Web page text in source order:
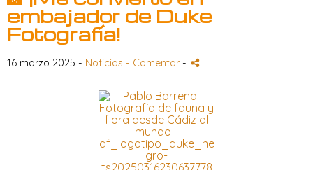
embajador de Duke
Fotografía!
16 marzo 2025 - Noticias - Comentar -